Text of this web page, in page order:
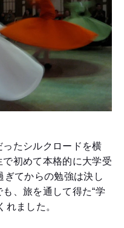
たシルクロードを横
初めて本格的に大学受
てからの勉強は決し
、旅を通して得た“学
れました。